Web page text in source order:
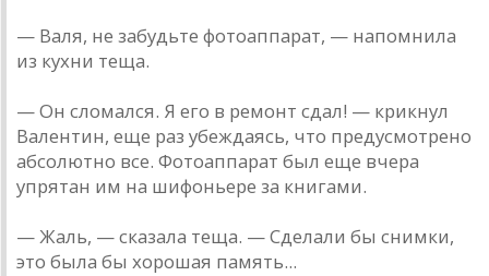
— Валя, не забудьте фотоаппарат, — напомнила
из кухни теща.
— Он сломался. Я его в ремонт сдал! — крикнул
Валентин, еще раз убеждаясь, что предусмотрено
абсолютно все. Фотоаппарат был еще вчера
упрятан им на шифоньере за книгами.
— Жаль, — сказала теща. — Сделали бы снимки,
это была бы хорошая память...